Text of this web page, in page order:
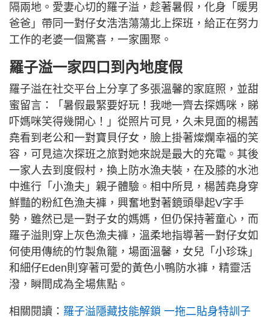
隔兩地。愛妻心切的羅子溢，趁著暑假，化身「暖男
爸爸」帶同一對仔女浩浩蕩蕩北上探班，給正在努力
工作的老婆一個驚喜，一家團聚。
羅子溢一家四口到內地度假
羅子溢在社交平台上分享了多張溫馨的家庭照，並甜
蜜留言：「暑假最緊要好玩！我哋一齊去探媽咪，睇
吓媽咪笑得幾開心！」從照片可見，久未見面的楊茜
堯看到老公和一對寶貝仔女，臉上掛著燦爛幸福的笑
容，可見這次探班之旅對她來說是最大的充電。其後
一家人去到度假村，換上防水漁夫裝，在及膝的水池
中進行「小漁夫」親子體驗。相中所見，楊茜堯身穿
鮮豔的粉紅色漁夫褲，興奮地對著鏡頭舉起V字手
勢，雖然已是一對子女的媽媽，但仍保持著童心，而
羅子溢則穿上灰色漁夫褲，溫柔地指導著一對仔女如
何使用傳統的竹製魚籠，場面溫馨，女兒「小珍珠」
和細仔Eden則穿著可愛的黃色小鴨防水褲，精靈活
潑，瞬間成為全場焦點。
相關閱讀： 羅子溢隱藏技能解鎖 一拖二貼身特訓子